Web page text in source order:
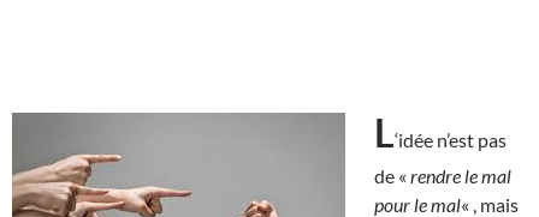
L‘idée n’est pas
de « rendre le mal
pour le mal« , mais